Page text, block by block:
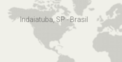
Indaiatuba, SP - Brasil